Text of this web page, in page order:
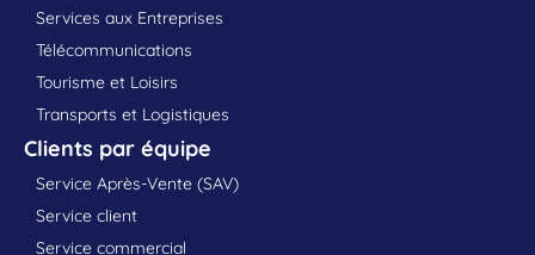
Services aux Entreprises
Télécommunications
Tourisme et Loisirs
Transports et Logistiques
Clients par équipe
Service Après-Vente (SAV)
Service client
Service commercial